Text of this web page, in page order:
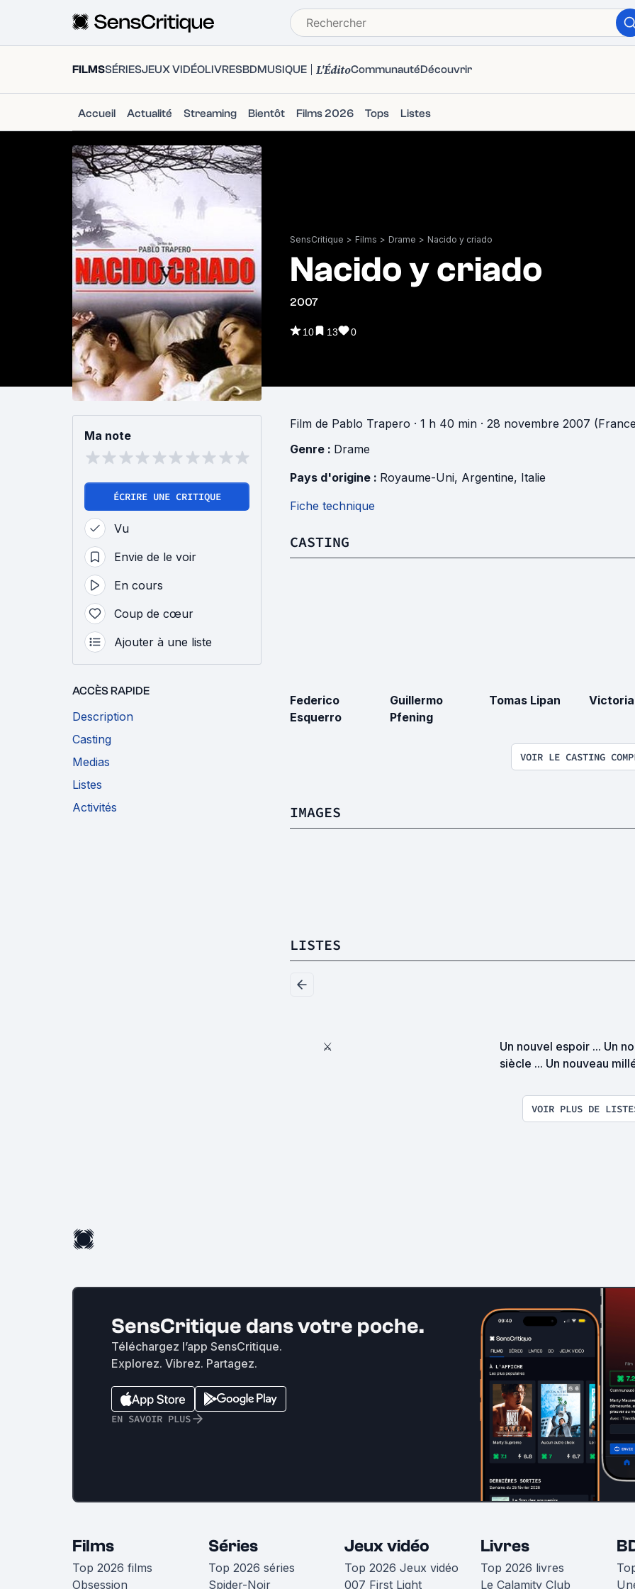
FILMSSÉRIESJEUX VIDÉOLIVRESBDMUSIQUE L'ÉditoCommunautéDécouvrir
Accueil Actualité Streaming Bientôt Films 2026 Tops Listes
SensCritique > Films > Drame > Nacido y criado
Nacido y criado
2007
10 13 0
Ma note
ÉCRIRE UNE CRITIQUE
Vu
Envie de le voir
En cours
Coup de cœur
Ajouter à une liste
ACCÈS RAPIDE
Description
Casting
Medias
Listes
Activités
Film de Pablo Trapero · 1 h 40 min · 28 novembre 2007
Genre : Drame
Pays d'origine : Royaume-Uni, Argentine, Italie
Fiche technique
CASTING
Federico
Esquerro
Guillermo
Pfening
Tomas Lipan
VOIR LE CASTING
IMAGES
LISTES
⚔
Un nouvel espoir ... Un
siècle ... Un nouveau
VOIR PLUS DE
SensCritique dans votre poche.
Téléchargez l’app SensCritique.
Explorez. Vibrez. Partagez.
EN SAVOIR PLUS
Films
Top 2026 films
Obsession
Séries
Top 2026 séries
Spider-Noir
Jeux vidéo
Top 2026 Jeux vidéo
007 First Light
Livres
Top 2026 livres
Le Calamity Club